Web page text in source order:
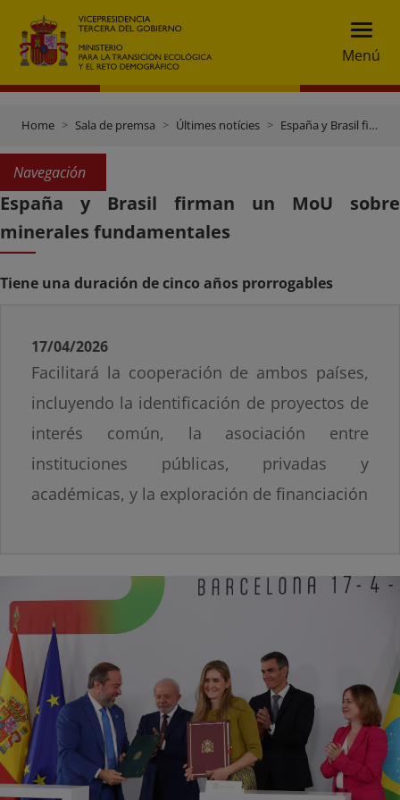
Menú
Home Sala de premsa Últimes notícies España y Brasil firman un MoU sobre minerales fundamentales
Navegación
España y Brasil firman un MoU sobre
minerales fundamentales
Tiene una duración de cinco años prorrogables
17/04/2026
Facilitará la cooperación de ambos países,
incluyendo la identificación de proyectos de
interés común, la asociación entre
instituciones públicas, privadas y
académicas, y la exploración de financiación